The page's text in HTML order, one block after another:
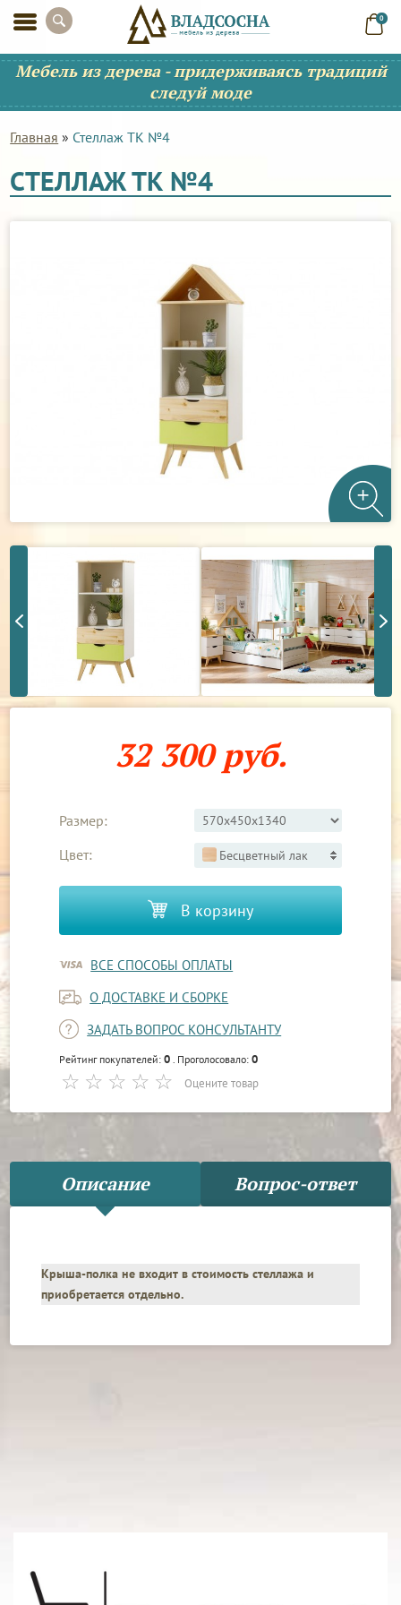
0
Мебель из дерева - придерживаясь традиций
следуй моде
Главная » Стеллаж ТК №4
СТЕЛЛАЖ ТК №4
32 300 руб.
Размер:
Цвет:
Бесцветный лак
В корзину
ВСЕ СПОСОБЫ ОПЛАТЫ
О ДОСТАВКЕ И СБОРКЕ
ЗАДАТЬ ВОПРОС КОНСУЛЬТАНТУ
Рейтинг покупателей:0 . Проголосовало:0
Оцените товар
Описание Вопрос-ответ
Крыша-полка не входит в стоимость стеллажа и
приобретается отдельно.